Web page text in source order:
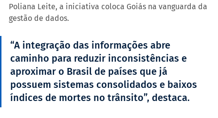
Poliana Leite, a iniciativa coloca Goiás na vanguarda da
gestão de dados.
“A integração das informações abre
caminho para reduzir inconsistências e
aproximar o Brasil de países que já
possuem sistemas consolidados e baixos
índices de mortes no trânsito”, destaca.